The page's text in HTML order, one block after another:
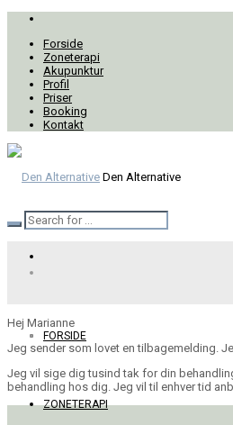
Forside
Zoneterapi
Akupunktur
Profil
Priser
Booking
Kontakt
Den Alternative
FORSIDE
ZONETERAPI
Hej Marianne
Jeg sender som lovet en tilbagemelding.
Jeg vil sige dig tusind tak for din
behandling hos dig. Jeg vil til enhver tid